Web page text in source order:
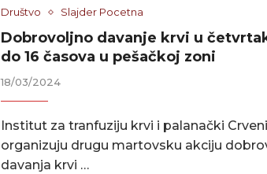
Društvo Slajder Pocetna
Dobrovoljno davanje krvi u
do 16 časova u pešačkoj zoni
18/03/2024
Institut za tranfuziju krvi i palanački
organizuju drugu martovsku akciju
davanja krvi …